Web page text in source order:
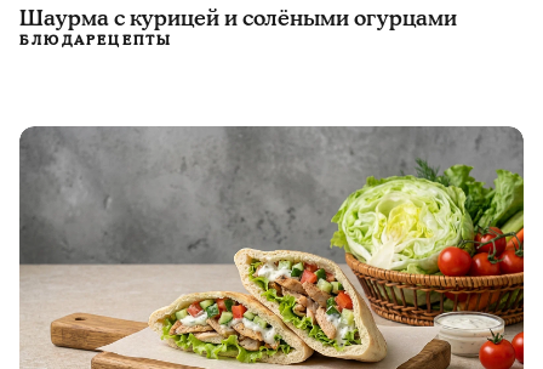
Шаурма с курицей и солёными огурцами
БЛЮДАРЕЦЕПТЫ